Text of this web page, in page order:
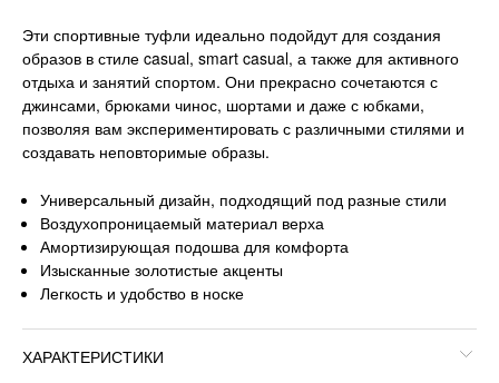
Эти спортивные туфли идеально подойдут для создания
образов в стиле casual, smart casual, а также для активного
отдыха и занятий спортом. Они прекрасно сочетаются с
джинсами, брюками чинос, шортами и даже с юбками,
позволяя вам экспериментировать с различными стилями и
создавать неповторимые образы.
Универсальный дизайн, подходящий под разные стили
Воздухопроницаемый материал верха
Амортизирующая подошва для комфорта
Изысканные золотистые акценты
Легкость и удобство в носке
ХАРАКТЕРИСТИКИ